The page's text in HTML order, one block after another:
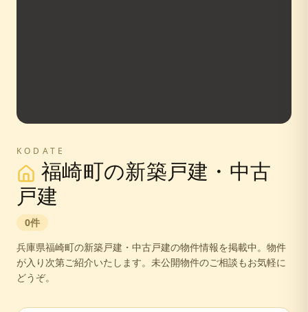
KODATE
福崎町の新築戸建・中古
戸建
0件
兵庫県福崎町の新築戸建・中古戸建の物件情報を掲載中。 物件
が入り次第ご紹介いたします。未公開物件のご相談もお気軽に
どうぞ。